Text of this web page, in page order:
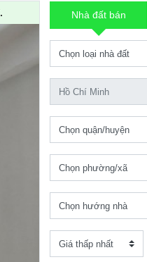
Nhà đất bán